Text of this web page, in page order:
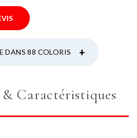
DANS 88 COLORIS +
Caractéristiques